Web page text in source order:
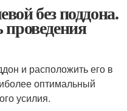
без поддона.
проведения
и расположить его в
оптимальный
усилия.